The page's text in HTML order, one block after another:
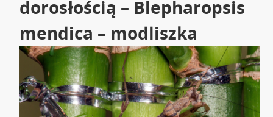
dorosłością – Blepharopsis
mendica – modliszka